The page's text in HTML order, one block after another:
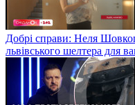
Добрі справи: Неля
львівського шелтера для